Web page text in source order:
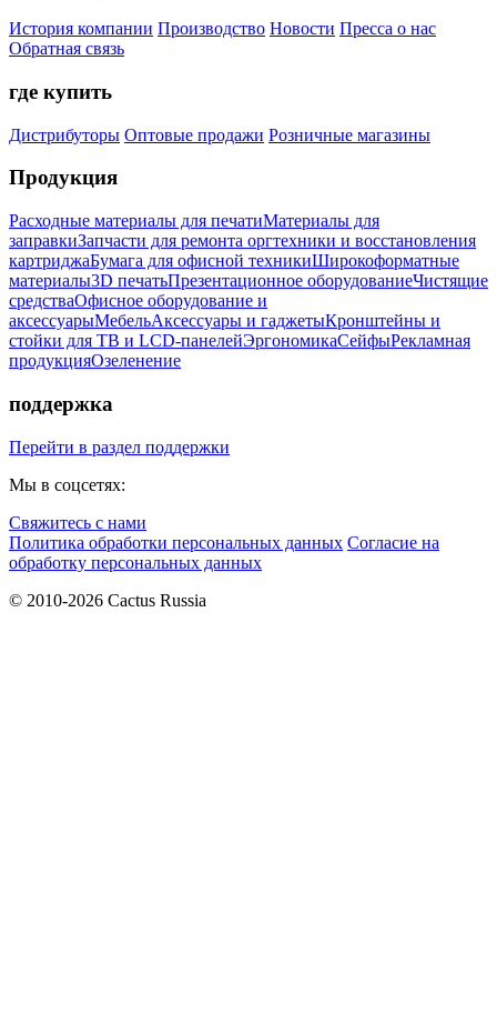
История компании Производство Новости Пресса о нас
Обратная связь
где купить
Дистрибуторы Оптовые продажи Розничные магазины
Продукция
Расходные материалы для печатиМатериалы для
заправкиЗапчасти для ремонта оргтехники и восстановления
картриджаБумага для офисной техникиШирокоформатные
материалы3D печатьПрезентационное оборудованиеЧистящие
средстваОфисное оборудование и
аксессуарыМебельАксессуары и гаджетыКронштейны и
стойки для ТВ и LCD-панелейЭргономикаСейфыРекламная
продукцияОзеленение
поддержка
Перейти в раздел поддержки
Мы в соцсетях:
Свяжитесь с нами
Политика обработки персональных данных Согласие на
обработку персональных данных
© 2010-2026 Cactus Russia